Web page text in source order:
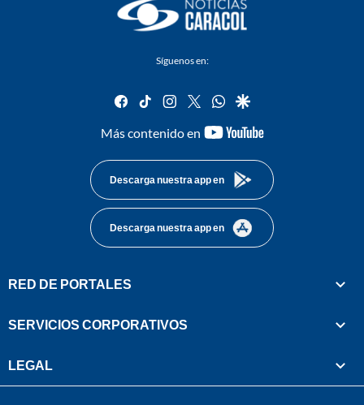
Síguenos en:
facebook
tiktok instagram
twitterwhatsapp
google
Más contenido en
youtube-
Descarga nuestra app en
Descarga nuestra app en
RED DE PORTALES
SERVICIOS CORPORATIVOS
LEGAL